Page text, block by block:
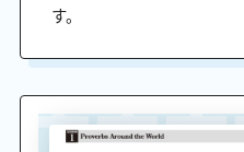
す。